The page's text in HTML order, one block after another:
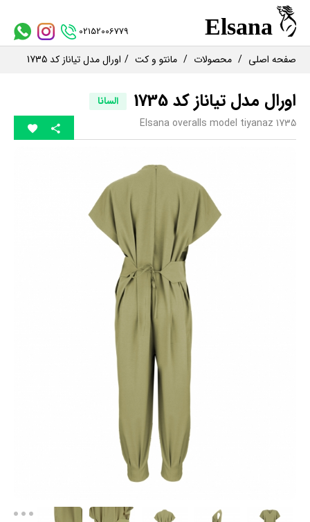
02152006779
صفحه اصلی محصولات مانتو و کت اورال مدل تیاناز کد 1735
اورال مدل تیاناز کد 1735
السانا
Elsana overalls model tiyanaz 1735